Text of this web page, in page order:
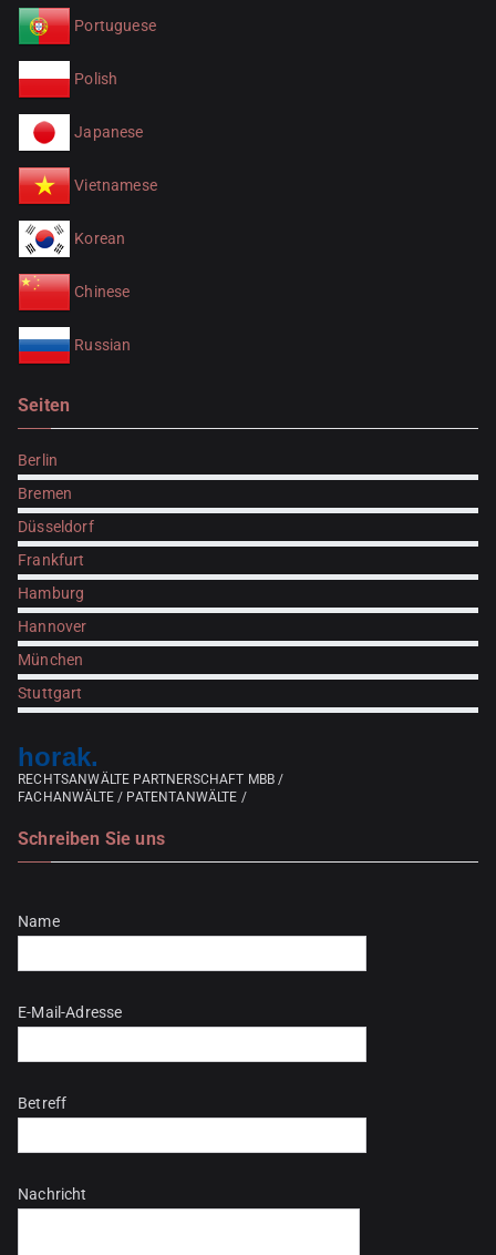
Portuguese
Polish
Japanese
Vietnamese
Korean
Chinese
Russian
Seiten
Berlin
Bremen
Düsseldorf
Frankfurt
Hamburg
Hannover
München
Stuttgart
horak.
RECHTSANWÄLTE PARTNERSCHAFT MBB /
FACHANWÄLTE / PATENTANWÄLTE /
Schreiben Sie uns
Name
E-Mail-Adresse
Betreff
Nachricht